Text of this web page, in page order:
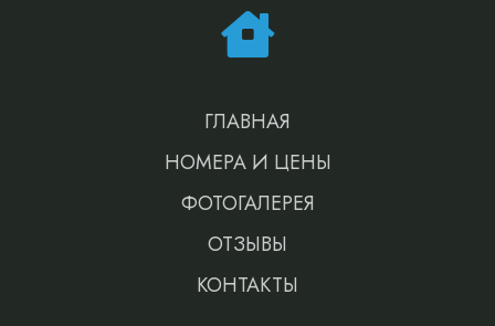
ГЛАВНАЯ
НОМЕРА И ЦЕНЫ
ФОТОГАЛЕРЕЯ
ОТЗЫВЫ
КОНТАКТЫ